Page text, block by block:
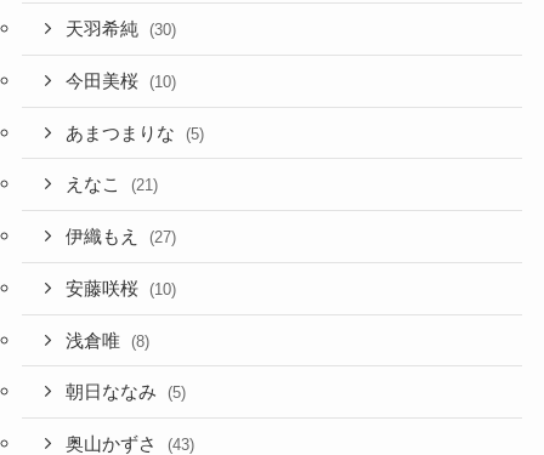
天羽希純 (30)
今田美桜 (10)
あまつまりな (5)
えなこ (21)
伊織もえ (27)
安藤咲桜 (10)
浅倉唯 (8)
朝日ななみ (5)
奥山かずさ (43)